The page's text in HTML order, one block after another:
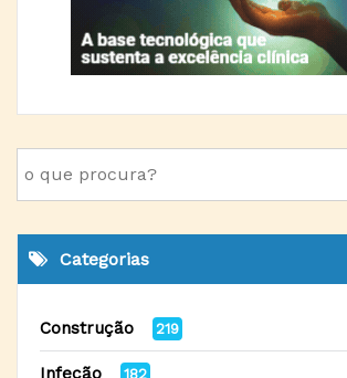
Categorias
Construção 219
Infeção 182